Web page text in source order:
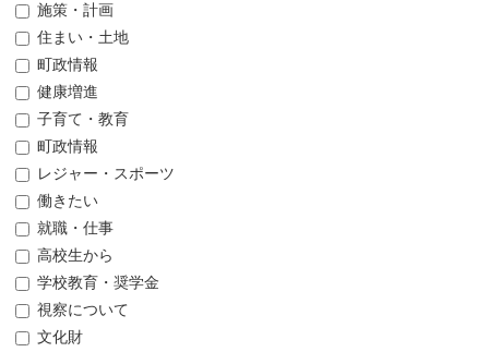
施策・計画
住まい・土地
町政情報
健康増進
子育て・教育
町政情報
レジャー・スポーツ
働きたい
就職・仕事
高校生から
学校教育・奨学金
視察について
文化財